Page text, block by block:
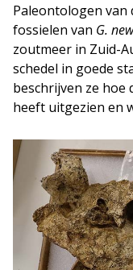
Paleontologen van
fossielen van G.
zoutmeer in Zuid-
schedel in goede
beschrijven ze hoe
heeft uitgezien en